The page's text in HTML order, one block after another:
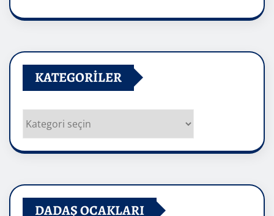
KATEGORILER
Kategoriler
DADAŞ OCAKLARI